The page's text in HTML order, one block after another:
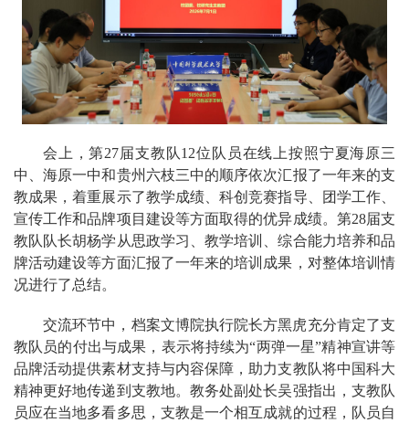
会上，第27届支教队12位队员在线上按照宁夏海原三
中、海原一中和贵州六枝三中的顺序依次汇报了一年来的支
教成果，着重展示了教学成绩、科创竞赛指导、团学工作、
宣传工作和品牌项目建设等方面取得的优异成绩。第28届支
教队队长胡杨学从思政学习、教学培训、综合能力培养和品
牌活动建设等方面汇报了一年来的培训成果，对整体培训情
况进行了总结。
交流环节中，档案文博院执行院长方黑虎充分肯定了支
教队员的付出与成果，表示将持续为“两弹一星”精神宣讲等
品牌活动提供素材支持与内容保障，助力支教队将中国科大
精神更好地传递到支教地。教务处副处长吴强指出，支教队
员应在当地多看多思，支教是一个相互成就的过程，队员自